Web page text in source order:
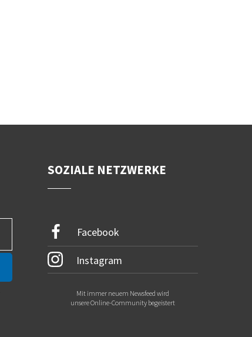
SOZIALE NETZWERKE
Facebook
Instagram
Mit immer neuem Newsfeed wird
unsere Online-Community begeistert